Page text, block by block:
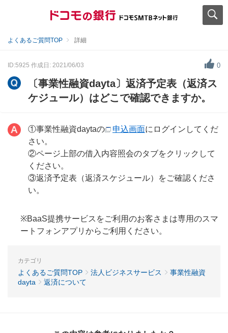
よくあるご質問TOP 詳細
ID:5925 作成日: 2021/06/03 0
〔事業性融資dayta〕返済予定表（返済ス
ケジュール）はどこで確認できますか。
①事業性融資daytaの 申込画面にログインしてくだ
さい。
②ページ上部の借入内容照会のタブをクリックして
ください。
③返済予定表（返済スケジュール）をご確認くださ
い。
※BaaS提携サービスをご利用のお客さまは専用のスマ
ートフォンアプリからご利用ください。
カテゴリ
よくあるご質問TOP 法人ビジネスサービス
事業性融資
dayta
返済について